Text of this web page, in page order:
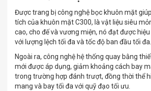
Được trang bị công nghệ bọc khuôn mặt
tích của khuôn mặt C300, là vật liệu siêu
cao, cho đế và vương miện, nó đạt được
với lượng lệch tối đa và tốc độ ban đầu tối đa.
Ngoài ra, công nghệ hệ thống quay bằng
mới được áp dụng, giảm khoảng cách bay
trong trường hợp đánh trượt, đồng thời thể
mang và bay tối đa với quỹ đạo tối ưu.